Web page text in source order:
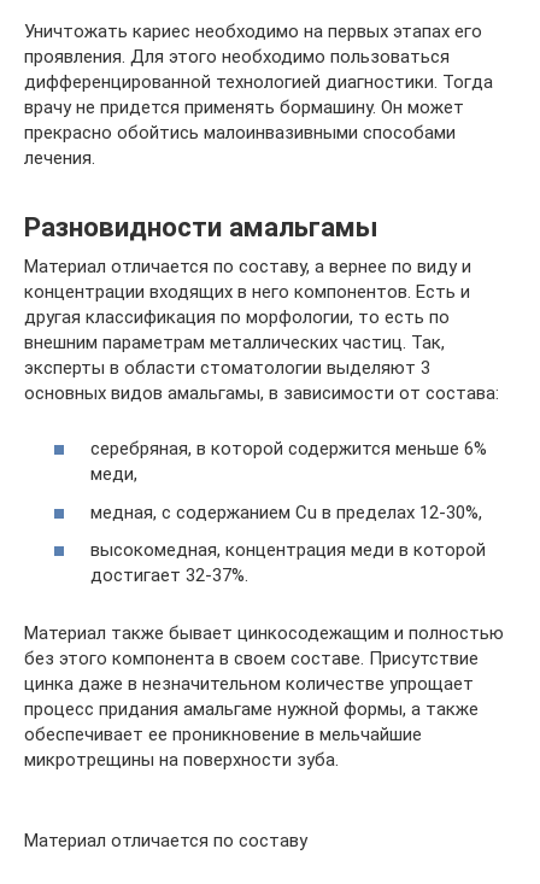
Уничтожать кариес необходимо на первых этапах его
проявления. Для этого необходимо пользоваться
дифференцированной технологией диагностики. Тогда
врачу не придется применять бормашину. Он может
прекрасно обойтись малоинвазивными способами
лечения.
Разновидности амальгамы
Материал отличается по составу, а вернее по виду и
концентрации входящих в него компонентов. Есть и
другая классификация по морфологии, то есть по
внешним параметрам металлических частиц. Так,
эксперты в области стоматологии выделяют 3
основных видов амальгамы, в зависимости от состава:
серебряная, в которой содержится меньше 6%
меди,
медная, с содержанием Cu в пределах 12-30%,
высокомедная, концентрация меди в которой
достигает 32-37%.
Материал также бывает цинкосодежащим и полностью
без этого компонента в своем составе. Присутствие
цинка даже в незначительном количестве упрощает
процесс придания амальгаме нужной формы, а также
обеспечивает ее проникновение в мельчайшие
микротрещины на поверхности зуба.
Материал отличается по составу